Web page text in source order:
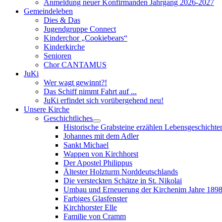
Anmeldung neuer Konfirmanden Jahrgang 2026-2027
Gemeindeleben
Dies & Das
Jugendgruppe Connect
Kinderchor „Cookiebears“
Kinderkirche
Senioren
Chor CANTAMUS
JuKi
Wer wagt gewinnt?!
Das Schiff nimmt Fahrt auf ...
JuKi erfindet sich vorübergehend neu!
Unsere Kirche
Geschichtliches
Historische Grabsteine erzählen
Johannes mit dem Adler
Sankt Michael
Wappen von Kirchhorst
Der Apostel Philippus
Ältester Holzturm Norddeutschlands
Die versteckten Schätze in St. Nikolai
Umbau und Erneuerung der Kirchenim Jahre
Farbiges Glasfenster
Kirchhorster Elle
Familie von Cramm